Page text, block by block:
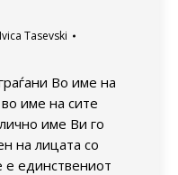
Ivica Tasevski
Во име на
име на сите
име Ви го
на лицата со
е единствениот